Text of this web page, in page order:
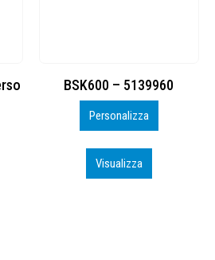
DTF
Personalizza
Visualizza